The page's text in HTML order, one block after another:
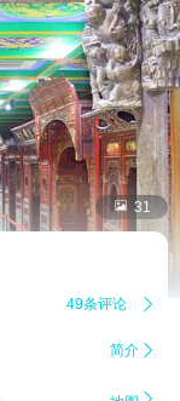
 31
49条评论 
简介 